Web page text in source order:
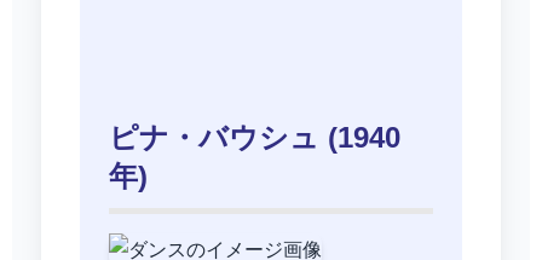
ピナ・バウシュ (1940
年)